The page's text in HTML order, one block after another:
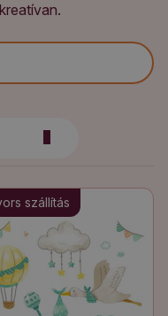
szállítás